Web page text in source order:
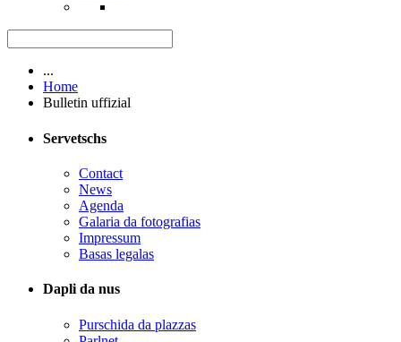
...
Home
Bulletin uffizial
Servetschs
Contact
News
Agenda
Galaria da fotografias
Impressum
Basas legalas
Dapli da nus
Purschida da plazzas